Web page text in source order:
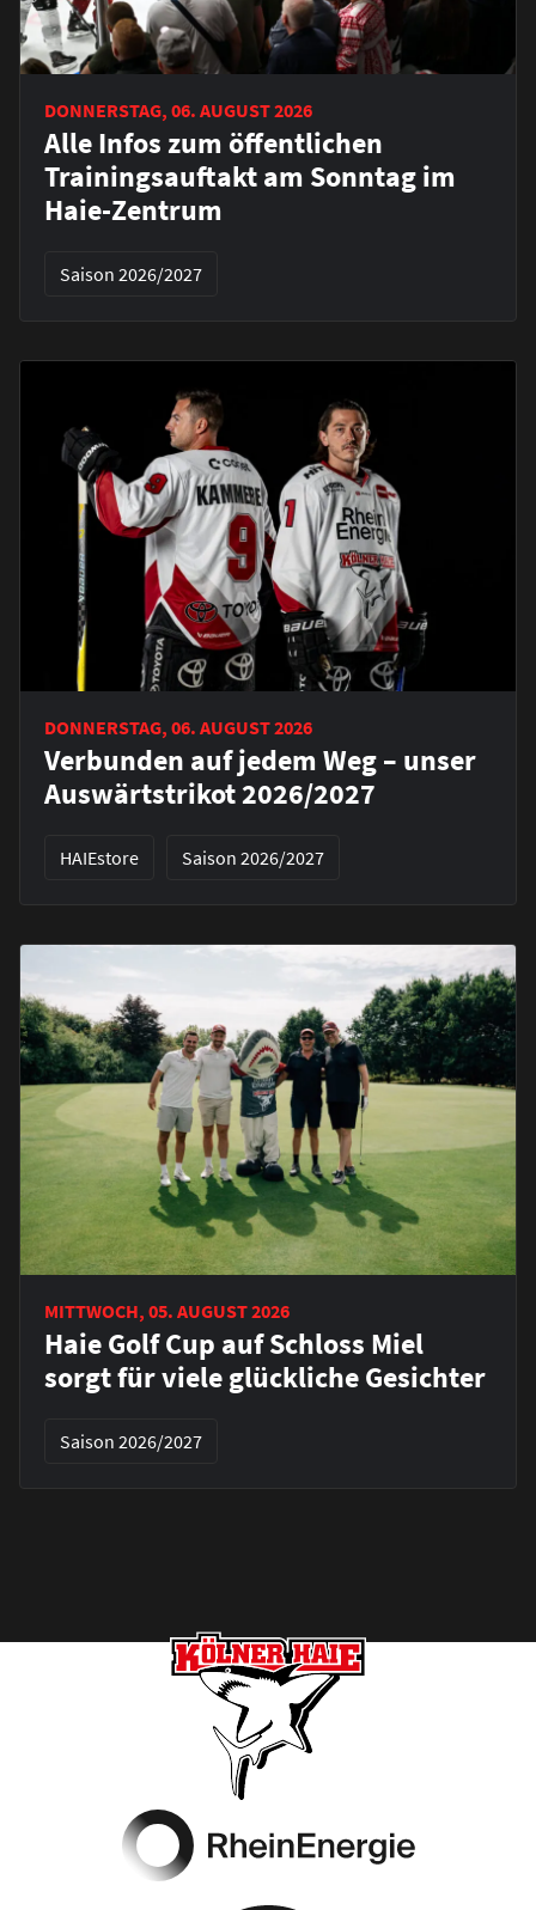
DONNERSTAG, 06. AUGUST 2026
Alle Infos zum öffentlichen
Trainingsauftakt am Sonntag im
Haie-Zentrum
Saison 2026/2027
DONNERSTAG, 06. AUGUST 2026
Verbunden auf jedem Weg – unser
Auswärtstrikot 2026/2027
HAIEstore Saison 2026/2027
MITTWOCH, 05. AUGUST 2026
Haie Golf Cup auf Schloss Miel
sorgt für viele glückliche Gesichter
Saison 2026/2027